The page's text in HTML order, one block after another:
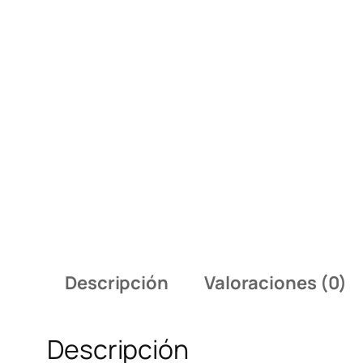
Descripción Valoraciones (0)
Descripción